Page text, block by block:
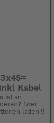
Kabel
ist an
1.der
laden !!